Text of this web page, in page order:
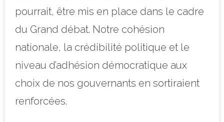
pourrait, être mis en place dans le cadre
du Grand débat. Notre cohésion
nationale, la crédibilité politique et le
niveau d’adhésion démocratique aux
choix de nos gouvernants en sortiraient
renforcées.